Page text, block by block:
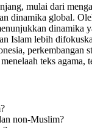
mulai dari
dinamika global.
Islam lebih
teks agama,
non-Muslim?